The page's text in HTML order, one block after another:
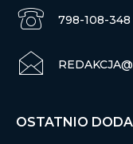
798-108-348
OSTATNIO